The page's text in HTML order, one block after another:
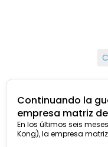
Continuando la
empresa matriz
pérdida de 378
100,000 Miembros
En los últimos seis
Kong), la empresa